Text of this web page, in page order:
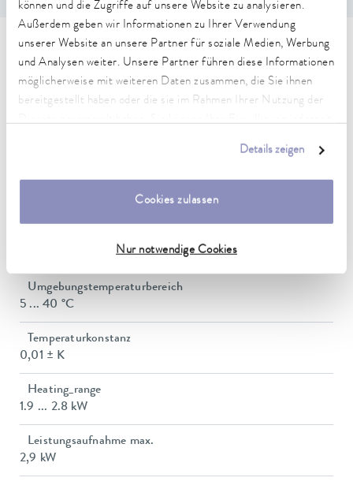
können und die Zugriffe auf unsere Website zu analysieren.
Außerdem geben wir Informationen zu Ihrer Verwendung
unserer Website an unsere Partner für soziale Medien, Werbung
und Analysen weiter. Unsere Partner führen diese Informationen
möglicherweise mit weiteren Daten zusammen, die Sie ihnen
bereitgestellt haben oder die sie im Rahmen Ihrer Nutzung der
Details zeigen
Cookies zulassen
Nur notwendige Cookies
Technische Merkmale (nach
DIN 12876)
Umgebungstemperaturbereich
5 ... 40 °C
Temperaturkonstanz
0,01 ± K
Heating_range
1.9 ... 2.8 kW
Leistungsaufnahme max.
2,9 kW